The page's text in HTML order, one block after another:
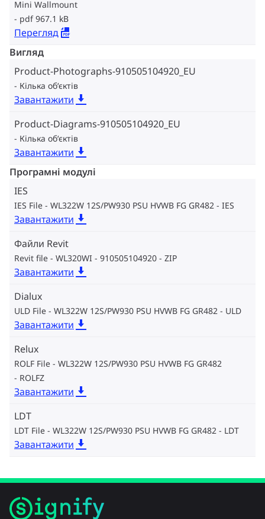
Mini Wallmount
pdf 967.1 kB
Перегляд
Вигляд
Product-Photographs-910505104920_EU
Кілька об‘єктів
Завантажити
Product-Diagrams-910505104920_EU
Кілька об‘єктів
Завантажити
Програмні модулі
IES
IES File - WL322W 12S/PW930 PSU HVWB FG GR482 IES
Завантажити
Файли Revit
Revit file - WL320WI - 910505104920 ZIP
Завантажити
Dialux
ULD File - WL322W 12S/PW930 PSU HVWB FG GR482 ULD
Завантажити
Relux
ROLF File - WL322W 12S/PW930 PSU HVWB FG GR482
ROLFZ
Завантажити
LDT
LDT File - WL322W 12S/PW930 PSU HVWB FG GR482 LDT
Завантажити